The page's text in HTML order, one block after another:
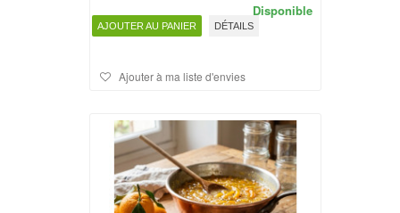
AJOUTER AU PANIER DÉTAILS
Disponible
Ajouter à ma liste d'envies